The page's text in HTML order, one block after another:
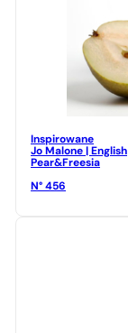
Inspirowane
Jo Malone | English
Pear&Freesia
N° 456